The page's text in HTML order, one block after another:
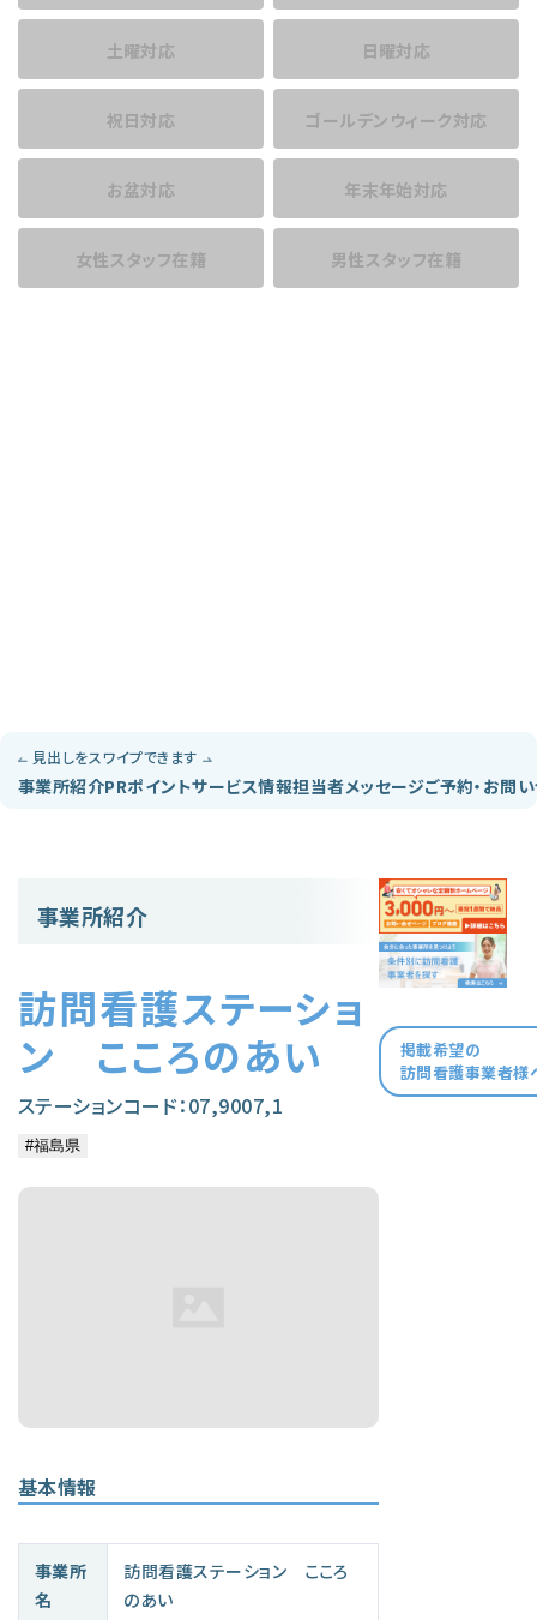
土曜対応 日曜対応
祝日対応 ゴールデンウィーク対応
お盆対応 年末年始対応
女性スタッフ在籍 男性スタッフ在籍
見出しをスワイプできます
事業所紹介PRポイントサービス情報担当者メッセージご予約・お問
事業所紹介
訪問看護ステーショ
ン こころのあい
ステーションコード：07,9007,1
基本情報
事業所
名
訪問看護ステーション こころ
のあい
掲載希望の
訪問看護事業者様